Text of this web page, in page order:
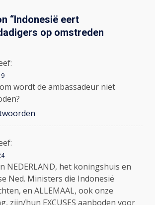
“Indonesië eert
op omstreden
wordt de ambassadeur niet
NEDERLAND, het koningshuis en
Ned. Ministers die Indonesië
en ALLEMAAL, ook onze
zijn/hun EXCUSES aanboden voor